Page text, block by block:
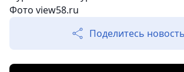
Фото view58.ru
Поделитесь